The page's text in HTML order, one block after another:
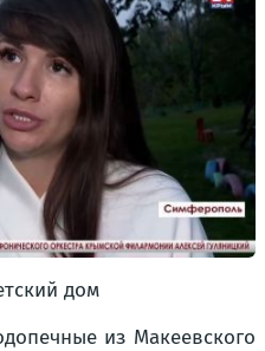
дом
из Макеевского